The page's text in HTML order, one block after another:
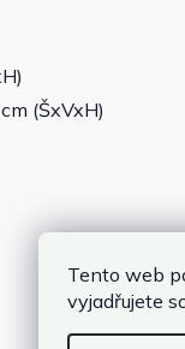
Tento web
vyjadřujete
(ŠxVxH)